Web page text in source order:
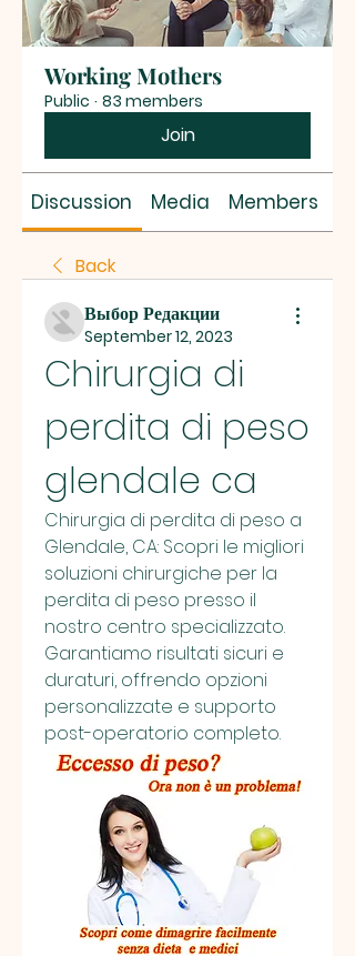
Working Mothers
Public · 83 members
Join
Discussion Media Members
Back
Выбор Редакции
September 12, 2023
Chirurgia di
perdita di peso
glendale ca
Chirurgia di perdita di peso a
Glendale, CA: Scopri le migliori
soluzioni chirurgiche per la
perdita di peso presso il
nostro centro specializzato.
Garantiamo risultati sicuri e
duraturi, offrendo opzioni
personalizzate e supporto
post-operatorio completo.